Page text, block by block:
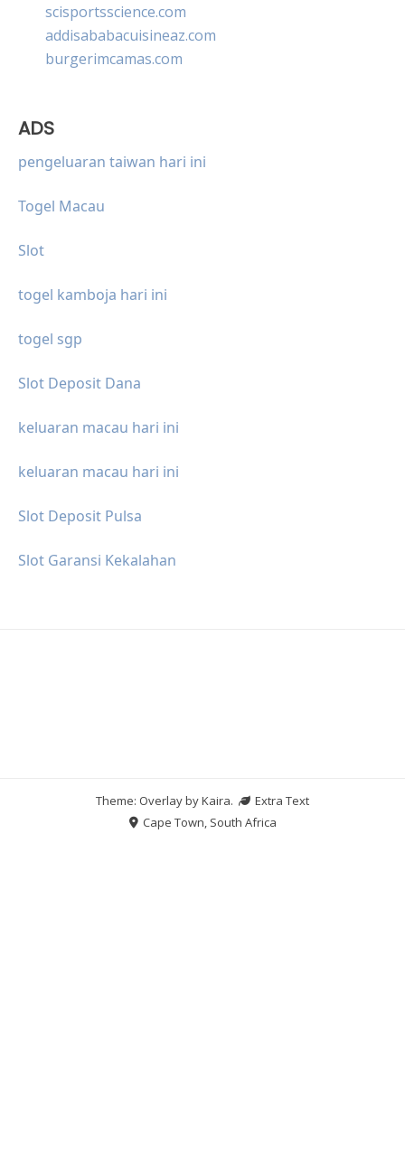
scisportsscience.com
addisababacuisineaz.com
burgerimcamas.com
ADS
pengeluaran taiwan hari ini
Togel Macau
Slot
togel kamboja hari ini
togel sgp
Slot Deposit Dana
keluaran macau hari ini
keluaran macau hari ini
Slot Deposit Pulsa
Slot Garansi Kekalahan
Theme: Overlay byKaira.
Extra Text
Cape Town, South Africa